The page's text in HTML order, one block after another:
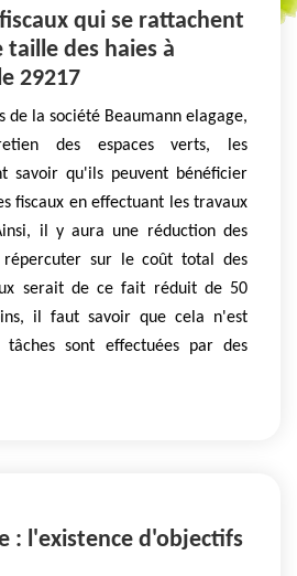
qui se rattachent
des haies à
29217
de la société Beaumann elagage,
des espaces verts, les
savoir qu'ils peuvent bénéficier
fiscaux en effectuant les travaux
il y aura une réduction des
sur le coût total des
serait de ce fait réduit de 50
il faut savoir que cela n'est
sont effectuées par des
: l'existence d'objectifs